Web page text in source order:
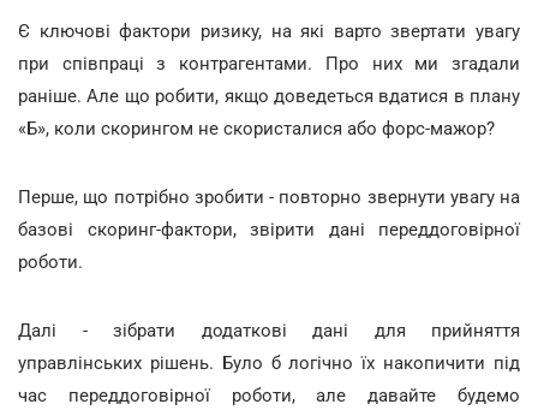
Є ключові фактори ризику, на які варто звертати увагу
при співпраці з контрагентами. Про них ми згадали
раніше. Але що робити, якщо доведеться вдатися в плану
«Б», коли скорингом не скористалися або форс-мажор?
Перше, що потрібно зробити - повторно звернути увагу на
базові скоринг-фактори, звірити дані переддоговірної
роботи.
Далі - зібрати додаткові дані для прийняття
управлінських рішень. Було б логічно їх накопичити під
час переддоговірної роботи, але давайте будемо